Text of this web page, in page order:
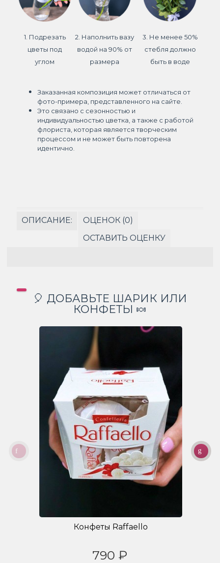
1. Подрезать
цветы под
углом
2. Наполнить вазу
водой на 90% от
размера
3. Не менее 50%
стебля должно
быть в воде
Заказанная композиция может отличаться от
фото-примера, представленного на сайте.
Это связано с сезонностью и
индивидуальностью цветка, а также с работой
флориста, которая является творческим
процессом и не может быть повторена
идентично.
ОПИСАНИЕ:
ОЦЕНОК (0)
ОСТАВИТЬ ОЦЕНКУ
🎈 ДОБАВЬТЕ ШАРИК ИЛИ
КОНФЕТЫ 🍬
Конфеты Raffaello
790 ₽